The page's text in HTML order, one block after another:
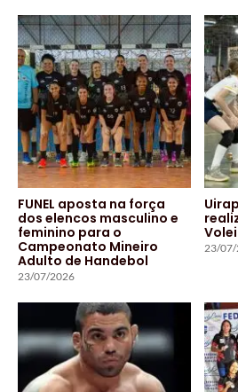
FUNEL aposta na força
dos elencos masculino e
feminino para o
Campeonato Mineiro
Adulto de Handebol
23/07/2026
23/